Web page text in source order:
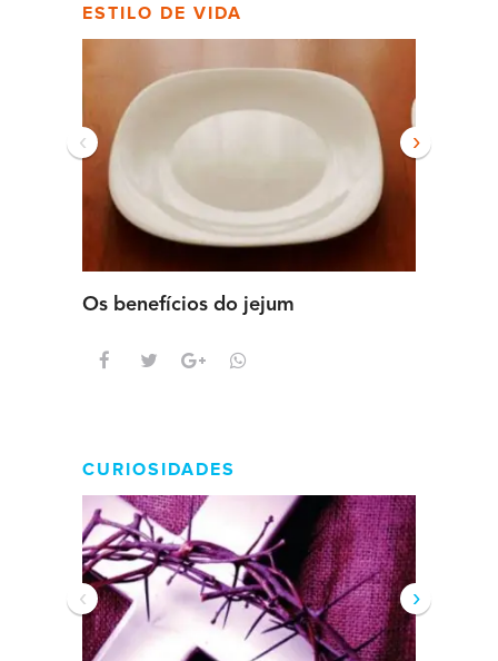
ESTILO DE VIDA
Os benefícios do jejum
‹ ›
CURIOSIDADES
‹ ›